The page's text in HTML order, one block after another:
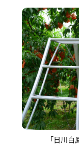
「日川